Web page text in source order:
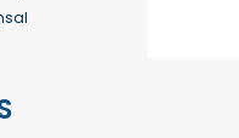
Valor